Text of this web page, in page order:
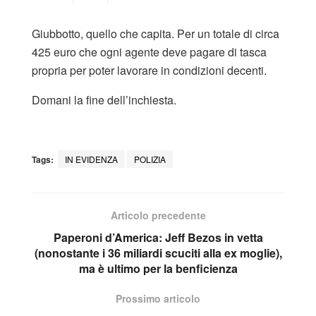
Giubbotto, quello che capita. Per un totale di circa
425 euro che ogni agente deve pagare di tasca
propria per poter lavorare in condizioni decenti.
Domani la fine dell’inchiesta.
Tags: IN EVIDENZA POLIZIA
Articolo precedente
Paperoni d’America: Jeff Bezos in vetta
(nonostante i 36 miliardi scuciti alla ex moglie),
ma è ultimo per la benficienza
Prossimo articolo